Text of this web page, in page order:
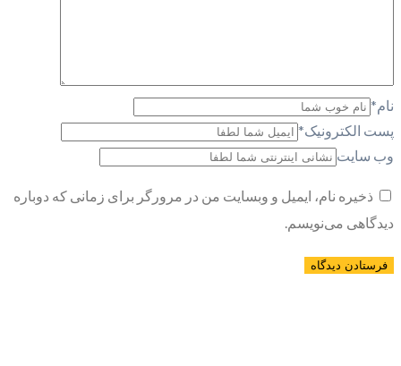
نام*
پست الکترونیک*
وب سایت
ذخیره نام، ایمیل و وبسایت من در مرورگر برای زمانی که دوباره
دیدگاهی می‌نویسم.